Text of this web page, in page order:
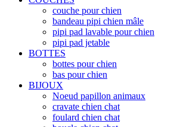
couche pour chien
bandeau pipi chien mâle
pipi pad lavable pour chien
pipi pad jetable
BOTTES
bottes pour chien
bas pour chien
BIJOUX
Noeud papillon animaux
cravate chien chat
foulard chien chat